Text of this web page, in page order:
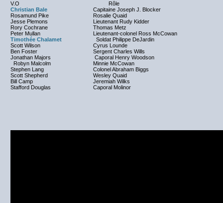
V.O
Rôle
Christian Bale
Capitaine Joseph J. Blocker
Rosamund Pike
Rosalie Quaid
Jesse Plemons
Lieutenant Rudy Kidder
Rory Cochrane
Thomas Metz
Peter Mullan
Lieutenant-colonel Ross McCowan
Timothée Chalamet
Soldat Philippe DeJardin
Scott Wilson
Cyrus Lounde
Ben Foster
Sergent Charles Wills
Jonathan Majors
Caporal Henry Woodson
Robyn Malcolm
Minnie McCowan
Stephen Lang
Colonel Abraham Biggs
Scott Shepherd
Wesley Quaid
Bill Camp
Jeremiah Wilks
Stafford Douglas
Caporal Molinor